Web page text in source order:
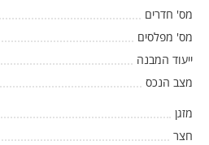
מס' חדרים
מס' מפלסים
ייעוד המבנה
מצב הנכס
מזגן
חצר